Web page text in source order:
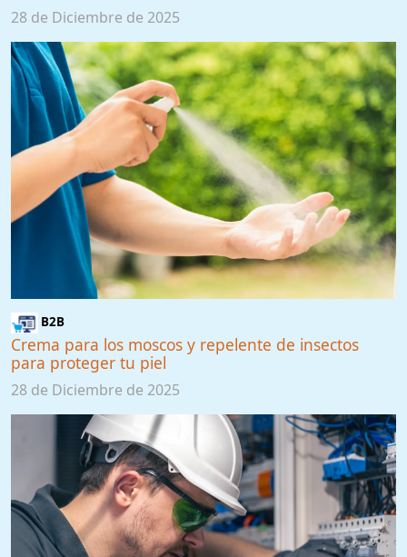
28 de Diciembre de 2025
B2B
Crema para los moscos y repelente de insectos
para proteger tu piel
28 de Diciembre de 2025